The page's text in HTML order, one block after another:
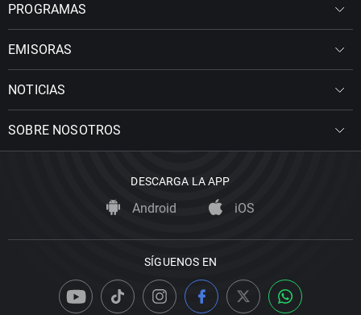
PROGRAMAS
EMISORAS
NOTICIAS
SOBRE NOSOTROS
DESCARGA LA APP
Android iOS
SÍGUENOS EN